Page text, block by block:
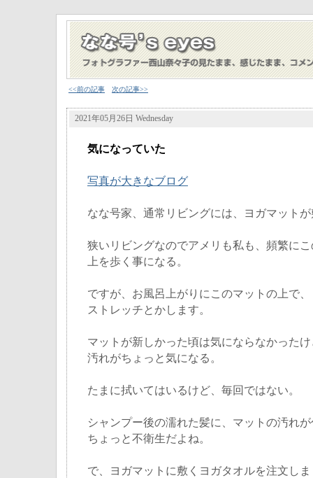
<<前の記事 次の記事>>
2021年05月26日 Wednesday
気になっていた
写真が大きなブログ
なな号家、通常リビングには、ヨガマット
狭いリビングなのでアメリも私も、頻繁に
上を歩く事になる。
ですが、お風呂上がりにこのマットの上で、
ストレッチとかします。
マットが新しかった頃は気にならなかった
汚れがちょっと気になる。
たまに拭いてはいるけど、毎回ではない。
シャンプー後の濡れた髪に、マットの汚れ
ちょっと不衛生だよね。
で、ヨガマットに敷くヨガタオルを注文し